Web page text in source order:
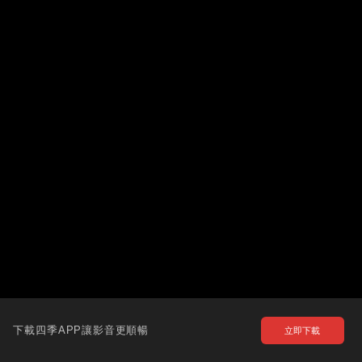
下載四季APP讓影音更順暢 立即下載